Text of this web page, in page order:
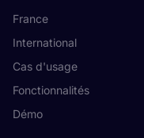
France
International
Cas d'usage
Fonctionnalités
Démo